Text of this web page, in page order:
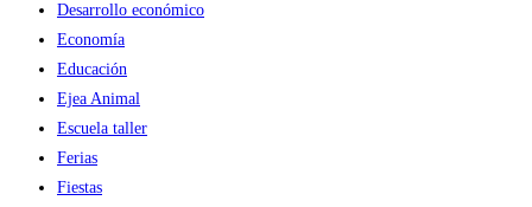
Desarrollo económico
Economía
Educación
Ejea Animal
Escuela taller
Ferias
Fiestas